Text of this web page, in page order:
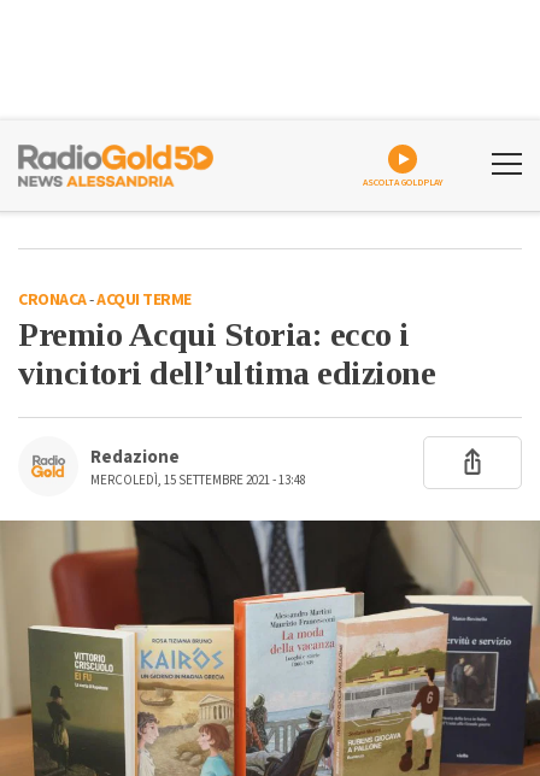
ASCOLTA GOLDPLAY
CRONACA-ACQUI TERME
Premio Acqui Storia: ecco i
vincitori dell’ultima edizione
Redazione
MERCOLEDÌ, 15 SETTEMBRE 2021 - 13:48